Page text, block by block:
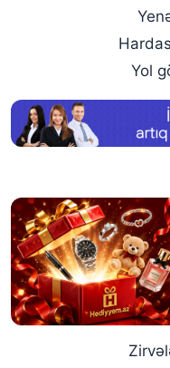
Yol